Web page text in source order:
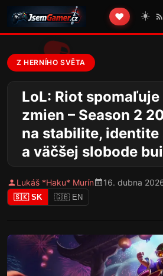
❤️ ☀️
Z HERNÍHO SVĚTA
LoL: Riot
zmien – Season 2
na stabilite, identite
a väčšej slobode
Lukáš *Haku* Murín 16. dubna
🇸🇰 SK 🇬🇧 EN